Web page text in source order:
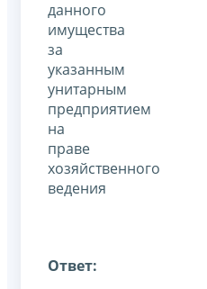
данного
имущества
за
указанным
унитарным
предприятием
на
праве
хозяйственного
ведения
Ответ: